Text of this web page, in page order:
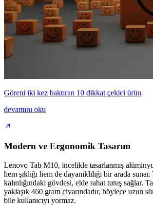
Göreni iki kez baktıran 10 dikkat çekici ürün
devamını oku
Modern ve Ergonomik Tasarım
Lenovo Tab M10, incelikle tasarlanmış
hem şıklığı hem de dayanıklılığı bir arada
kalınlığındaki gövdesi, elde rahat tutuş sağlar.
yaklaşık 460 gram civarındadır, böylece uzun
bile kullanıcıyı yormaz.